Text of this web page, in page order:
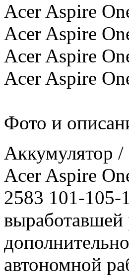
Acer Aspire
Acer Aspire
Acer Aspire
Acer Aspire
Фото и
Аккумулятор /
Acer Aspire
2583 101-105-
выработавшей
автономной